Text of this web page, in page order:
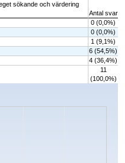
sökande och värdering
Antal svar
0 (0,0%)
0 (0,0%)
1 (9,1%)
6 (54,5%)
4 (36,4%)
11
(100,0%)